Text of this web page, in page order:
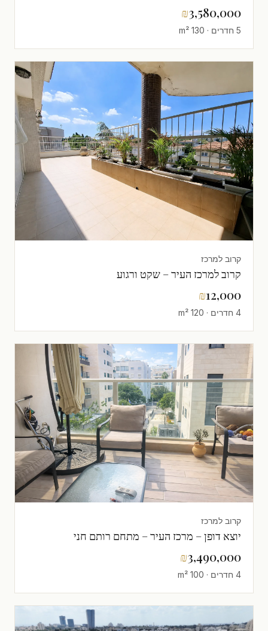
₪3,580,000
5 חדרים · 130 m²
קרוב למרכז
קרוב למרכז העיר – שקט ורגוע
₪12,000
4 חדרים · 120 m²
קרוב למרכז
יוצא דופן – מרכז העיר – מתחם רותם חני
₪3,490,000
4 חדרים · 100 m²